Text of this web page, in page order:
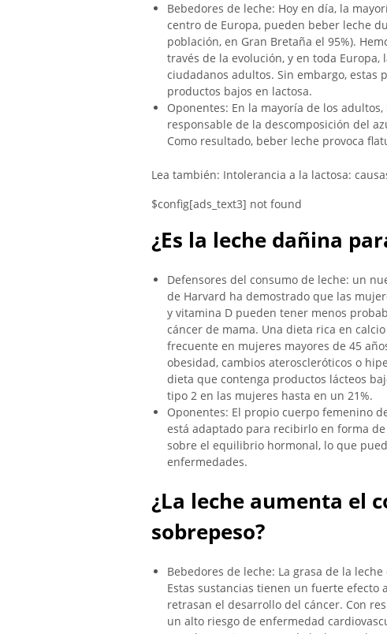
Bebedores de leche: Hoy en día, la
centro de Europa, pueden beber leche
población, en Gran Bretaña el 95%).
través de la evolución, y en toda Europa,
ciudadanos adultos. Sin embargo, estas
productos bajos en lactosa.
Oponentes: En la mayoría de los
responsable de la descomposición del
Como resultado, beber leche provoca
Lea también: Intolerancia a la lactosa:
$config[ads_text3] not found
¿Es la leche dañina
Defensores del consumo de leche: un
de Harvard ha demostrado que las
y vitamina D pueden tener menos
cáncer de mama. Una dieta rica en
frecuente en mujeres mayores de 45
obesidad, cambios ateroscleróticos o
dieta que contenga productos lácteos
tipo 2 en las mujeres hasta en un 21%.
Oponentes: El propio cuerpo femenino
está adaptado para recibirlo en forma
sobre el equilibrio hormonal, lo que
enfermedades.
¿La leche aumenta el
sobrepeso?
Bebedores de leche: La grasa de la
Estas sustancias tienen un fuerte
retrasan el desarrollo del cáncer. Con
un alto riesgo de enfermedad